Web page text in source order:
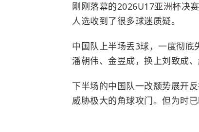
刚刚落幕的2026U17亚洲杯决
人选收到了很多球迷质疑。
中国队上半场丢3球，一度彻底
潘朝伟、金昱成，换上刘致成、
下半场的中国队一改颓势展开
威胁极大的角球攻门。但为时